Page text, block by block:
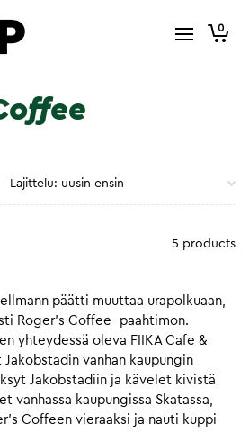
0
5 products
päätti muuttaa urapolkuaan,
Roger’s Coffee -paahtimon.
yhteydessä oleva FIIKA Cafe &
vanhan kaupungin
Jakobstadiin ja kävelet kivistä
vanhassa kaupungissa Skatassa,
Coffeen vieraaksi ja nauti kuppi